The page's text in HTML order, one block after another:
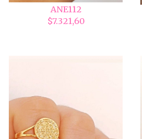
ANE112
$7.321,60